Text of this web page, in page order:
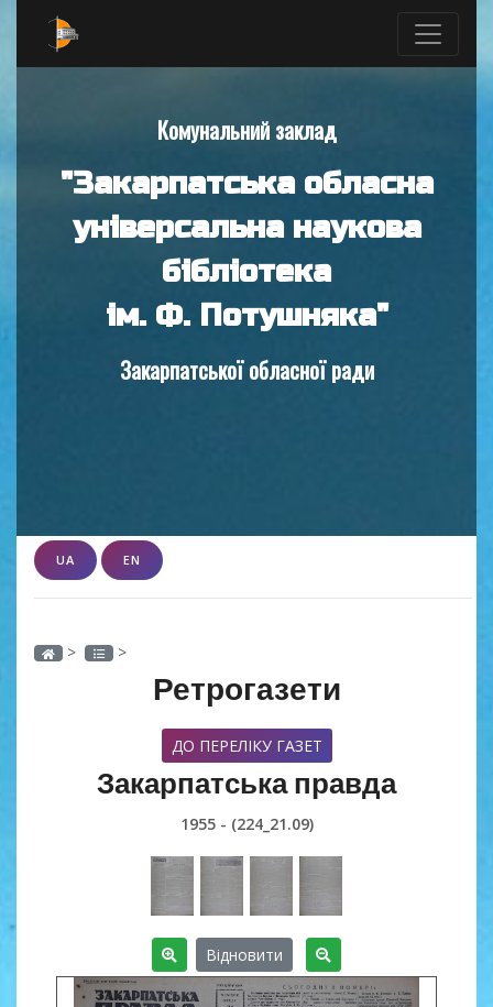
Комунальний заклад
"Закарпатська обласна
універсальна наукова
бібліотека
ім. Ф. Потушняка"
Закарпатської обласної ради
UA EN
> >
Ретрогазети
ДО ПЕРЕЛІКУ ГАЗЕТ
Закарпатська правда
1955 - (224_21.09)
Відновити